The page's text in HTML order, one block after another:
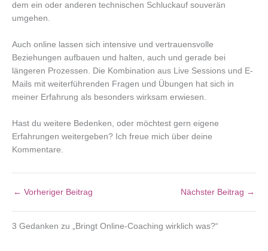
dem ein oder anderen technischen Schluckauf souverän
umgehen.
Auch online lassen sich intensive und vertrauensvolle
Beziehungen aufbauen und halten, auch und gerade bei
längeren Prozessen. Die Kombination aus Live Sessions und E-
Mails mit weiterführenden Fragen und Übungen hat sich in
meiner Erfahrung als besonders wirksam erwiesen.
Hast du weitere Bedenken, oder möchtest gern eigene
Erfahrungen weitergeben? Ich freue mich über deine
Kommentare.
← Vorheriger Beitrag Nächster Beitrag →
3 Gedanken zu „Bringt Online-Coaching wirklich was?“